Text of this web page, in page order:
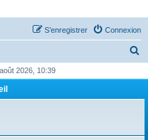
Connexion
S’enregistrer
h
r
2026, 10:39